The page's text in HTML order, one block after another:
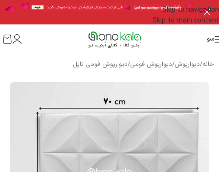
Skip to navigation
Skip to main content
منو
خانه/دیوارپوش/دیوارپوش فومی/دیوارپوش فومی تایل